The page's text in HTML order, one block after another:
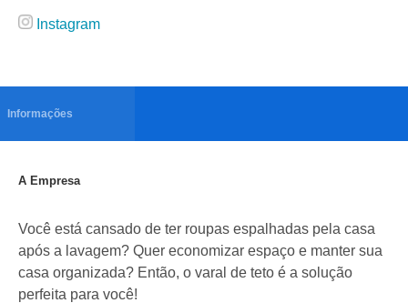
Instagram
Informações
A Empresa
Você está cansado de ter roupas espalhadas pela casa
após a lavagem? Quer economizar espaço e manter sua
casa organizada? Então, o varal de teto é a solução
perfeita para você!